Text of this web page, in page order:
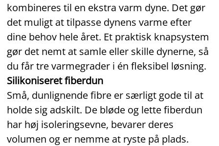
kombineres til en ekstra varm dyne. Det gør
det muligt at tilpasse dynens varme efter
dine behov hele året. Et praktisk knapsystem
gør det nemt at samle eller skille dynerne, så
du får tre varmegrader i én fleksibel løsning.
Silikoniseret fiberdun
Små, dunlignende fibre er særligt gode til at
holde sig adskilt. De bløde og lette fiberdun
har høj isoleringsevne, bevarer deres
volumen og er nemme at ryste på plads.